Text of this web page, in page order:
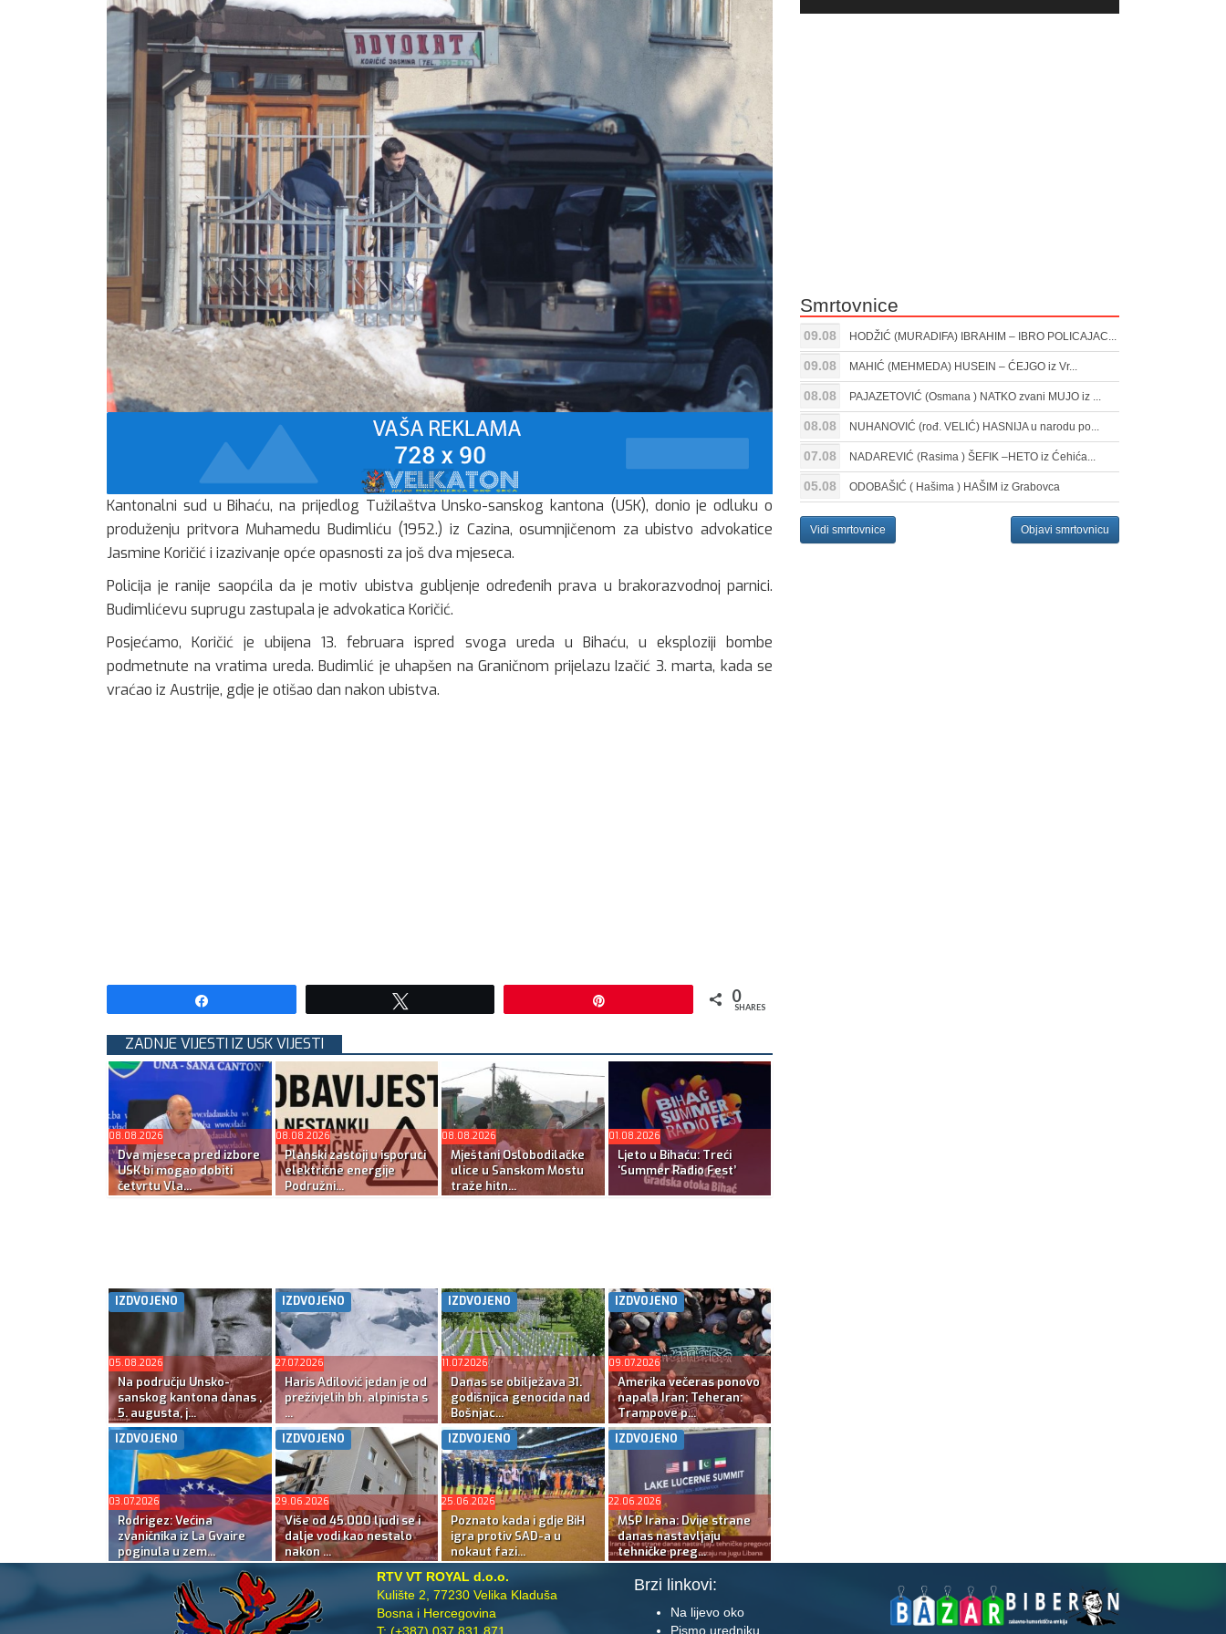
Kantonalni sud u Bihaću, na prijedlog Tužilaštva Unsko-sanskog kantona (USK), donio je odluku o
produženju pritvora Muhamedu Budimliću (1952.) iz Cazina, osumnjičenom za ubistvo advokatice
Jasmine Koričić i izazivanje opće opasnosti za još dva mjeseca.
Policija je ranije saopćila da je motiv ubistva gubljenje određenih prava u brakorazvodnoj parnici.
Budimlićevu suprugu zastupala je advokatica Koričić.
Posjećamo, Koričić je ubijena 13. februara ispred svoga ureda u Bihaću, u eksploziji bombe
podmetnute na vratima ureda. Budimlić je uhapšen na Graničnom prijelazu Izačić 3. marta, kada se
vraćao iz Austrije, gdje je otišao dan nakon ubistva.
0
SHARES
ZADNJE VIJESTI IZ USK VIJESTI
08.08.2026
Dva mjeseca pred izbore
USK bi mogao dobiti
četvrtu Vla...
08.08.2026
Planski zastoji u isporuci
električne energije
Podružni...
08.08.2026
Mještani Oslobodilačke
ulice u Sanskom Mostu
traže hitn...
01.08.2026
Ljeto u Bihaću: Treći
‘Summer Radio Fest’
IZDVOJENO
05.08.2026
Na području Unsko-
sanskog kantona danas ,
5. augusta, j...
IZDVOJENO
27.07.2026
Haris Adilović jedan je od
preživjelih bh. alpinista s
...
IZDVOJENO
11.07.2026
Danas se obilježava 31.
godišnjica genocida nad
Bošnjac...
IZDVOJENO
09.07.2026
Amerika večeras ponovo
napala Iran; Teheran:
Trampove p...
IZDVOJENO
03.07.2026
Rodrigez: Većina
zvaničnika iz La Gvaire
poginula u zem...
IZDVOJENO
29.06.2026
Više od 45.000 ljudi se i
dalje vodi kao nestalo
nakon ...
IZDVOJENO
25.06.2026
Poznato kada i gdje BiH
igra protiv SAD-a u
nokaut fazi...
IZDVOJENO
22.06.2026
MSP Irana: Dvije strane
danas nastavljaju
tehničke preg...
Gore/Dole
Smrtovnice
09.08 HODŽIĆ (MURADIFA) IBRAHIM – IBRO POLICAJAC...
09.08 MAHIĆ (MEHMEDA) HUSEIN – ĆEJGO iz Vr...
08.08 PAJAZETOVIĆ (Osmana ) NATKO zvani MUJO iz ...
08.08 NUHANOVIĆ (rođ. VELIĆ) HASNIJA u narodu po...
07.08 NADAREVIĆ (Rasima ) ŠEFIK –HETO iz Ćehića...
05.08 ODOBAŠIĆ ( Hašima ) HAŠIM iz Grabovca
Vidi smrtovnice Objavi smrtovnicu
RTV VT ROYAL d.o.o.
Kulište 2, 77230 Velika Kladuša
Bosna i Hercegovina
Brzi linkovi:
Na lijevo oko
Pismo uredniku